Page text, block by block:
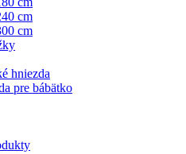
cm
cm
hniezda
pre bábätko